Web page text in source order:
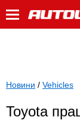
Новини / Vehicles
Toyota